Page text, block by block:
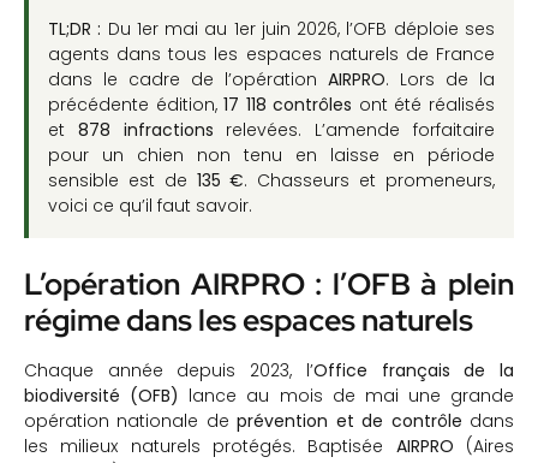
TL;DR : Du 1er mai au 1er juin 2026, l’OFB déploie ses
agents dans tous les espaces naturels de France
dans le cadre de l’opération AIRPRO. Lors de la
précédente édition,17 118 contrôles ont été réalisés
et 878 infractions relevées. L’amende forfaitaire
pour un chien non tenu en laisse en période
sensible est de 135 €. Chasseurs et promeneurs,
voici ce qu’il faut savoir.
L’opération AIRPRO : l’OFB à plein
régime dans les espaces naturels
Chaque année depuis 2023, l’Office français de la
biodiversité (OFB) lance au mois de mai une grande
opération nationale deprévention et de contrôle dans
les milieux naturels protégés. Baptisée AIRPRO (Aires